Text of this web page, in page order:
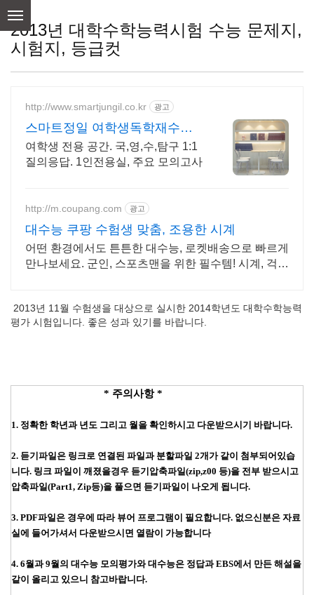
content
2013년 대학수학능력시험 수능 문제지,
시험지, 등급컷
http://www.smartjungil.co.kr 광고
스마트정일 여학생독학재수학
원
여학생 전용 공간. 국,영,수,탐구 1:1
질의응답. 1인전용실, 주요 모의고사
http://m.coupang.com 광고
대수능 쿠팡 수험생 맞춤, 조용한 시계
어떤 환경에서도 튼튼한 대수능, 로켓배송으로 빠르게
만나보세요. 군인, 스포츠맨을 위한 필수템! 시계, 걱정
2013년 11월 수험생을 대상으로 실시한 2014학년도 대학수학능력
평가 시험입니다. 좋은 성과 있기를 바랍니다.
* 주의사항 *
1. 정확한 학년과 년도 그리고 월을 확인하시고 다운받으시기 바랍니다.
2. 듣기파일은 링크로 연결된 파일과 분할파일 2개가 같이 첨부되어있습
니다. 링크 파일이 깨졌을경우 듣기압축파일(zip,z00 등)을 전부 받으시고
압축파일(Part1, Zip등)을 풀으면 듣기파일이 나오게 됩니다.
3. PDF파일은 경우에 따라 뷰어 프로그램이 필요합니다. 없으신분은 자료
실에 들어가셔서 다운받으시면 열람이 가능합니다
4. 6월과 9월의 대수능 모의평가와 대수능은 정답과 EBS에서 만든 해설을
같이 올리고 있으니 참고바랍니다.